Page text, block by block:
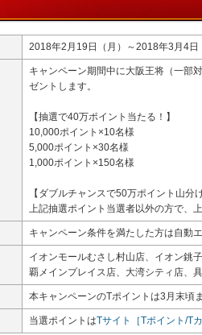
2018年2月19日（月）～2018年3月4日
キャンペーン期間中に大阪王将（一部
ゼントします。
【抽選で40万ポイント当たる！】
10,000ポイント×10名様
5,000ポイント×30名様
1,000ポイント×150名様
【ダブルチャンスで50万ポイント山分
上記抽選ポイント当選者以外の方で、
キャンペーン条件を満たした方は自動
イオンモールむさし村山店、イオン銚
覇メインプレイス店、大湾シティ店、
本キャンペーンのTポイントは3月末頃
当選ポイントはTサイト［Tポイント/T